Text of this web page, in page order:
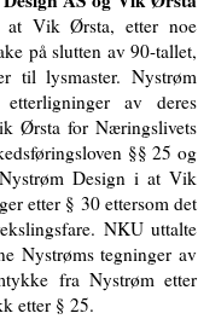
at Vik Ørsta, etter noe
på slutten av 90-tallet,
til lysmaster. Nystrøm
av deres
Ørsta for Næringslivets
§§ 25 og
Design i at Vik
etter § 30 ettersom det
NKU uttalte
Nystrøms tegninger av
fra Nystrøm etter
etter § 25.